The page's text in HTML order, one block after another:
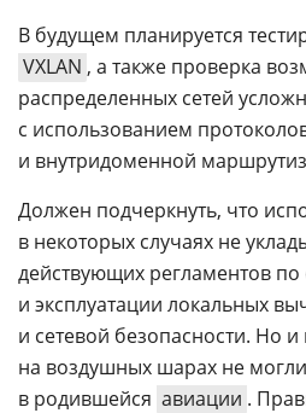
В будущем планируется
VXLAN , а также проверка
распределенных сетей
с использованием
и внутридоменной
Должен подчеркнуть, что
в некоторых случаях не
действующих регламентов
и эксплуатации локальных
и сетевой безопасности. Но
на воздушных шарах не
в родившейся авиации .